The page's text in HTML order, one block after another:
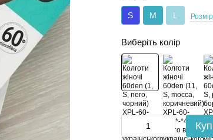
S M L
Виберіть колір